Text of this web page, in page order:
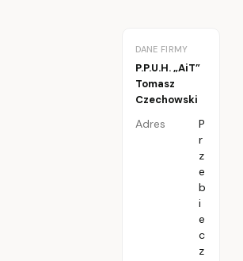
DANE FIRMY
P.P.U.H. „AiT”
Tomasz
Czechowski
Adres
P
r
z
e
b
i
e
c
z